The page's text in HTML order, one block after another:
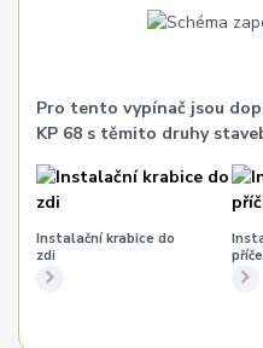
Pro tento vypínač jsou
KP 68 s těmito druhy
Instalační krabice do
zdi